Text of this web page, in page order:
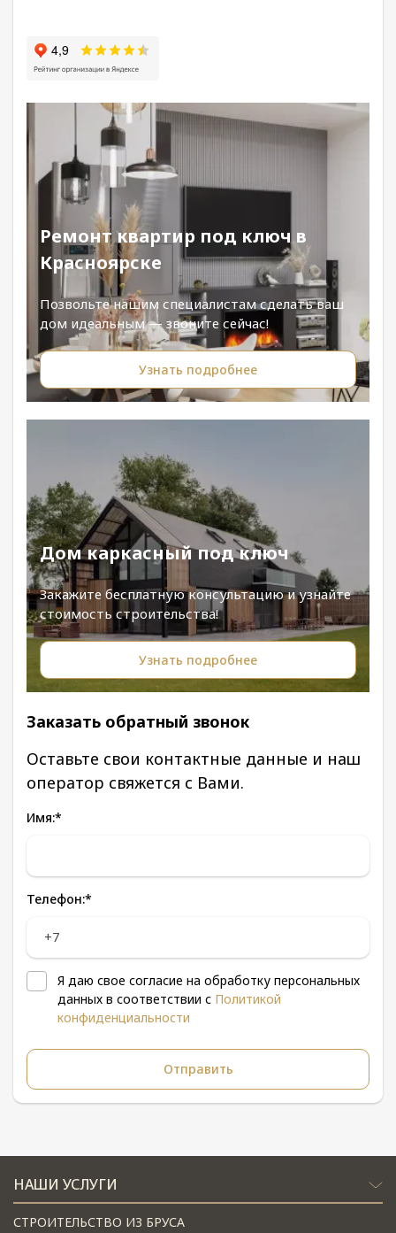
Ремонт квартир под ключ в
Красноярске
Позвольте нашим специалистам сделать ваш
дом идеальным — звоните сейчас!
Узнать подробнее
Дом каркасный под ключ
Закажите бесплатную консультацию и узнайте
стоимость строительства!
Узнать подробнее
Заказать обратный звонок
Оставьте свои контактные данные и наш
оператор свяжется с Вами.
Имя:*
Телефон:*
Я даю свое согласие на обработку персональных
данных в соответствии с Политикой
конфиденциальности
НАШИ УСЛУГИ
СТРОИТЕЛЬСТВО ИЗ БРУСА